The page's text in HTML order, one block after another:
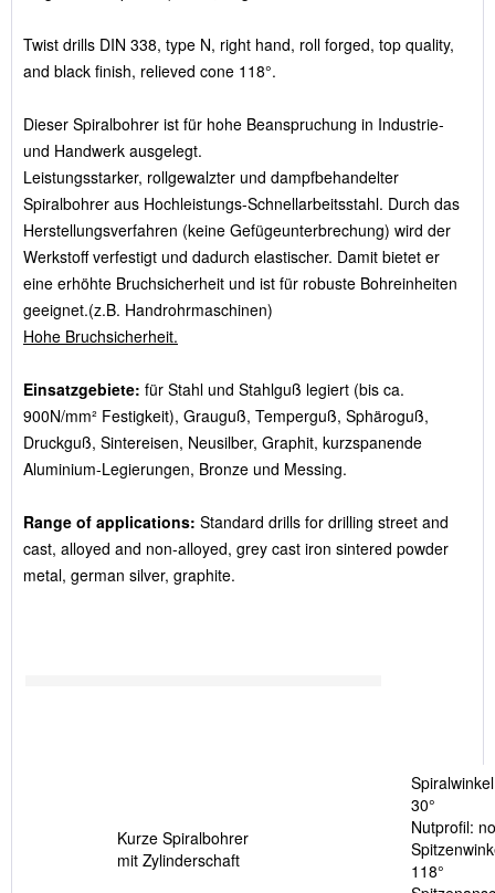
Twist drills DIN 338, type N, right hand, roll forged, top quality,
and black finish, relieved cone 118°.
Dieser Spiralbohrer ist für hohe Beanspruchung in Industrie-
und Handwerk ausgelegt.
Leistungsstarker, rollgewalzter und dampfbehandelter
Spiralbohrer aus Hochleistungs-Schnellarbeitsstahl. Durch das
Herstellungsverfahren (keine Gefügeunterbrechung) wird der
Werkstoff verfestigt und dadurch elastischer. Damit bietet er
eine erhöhte Bruchsicherheit und ist für robuste Bohreinheiten
geeignet.(z.B. Handrohrmaschinen)
Hohe Bruchsicherheit.
Einsatzgebiete: für Stahl und Stahlguß legiert (bis ca.
900N/mm² Festigkeit), Grauguß, Temperguß, Sphäroguß,
Druckguß, Sintereisen, Neusilber, Graphit, kurzspanende
Aluminium-Legierungen, Bronze und Messing.
Range of applications: Standard drills for drilling street and
cast, alloyed and non-alloyed, grey cast iron sintered powder
metal, german silver, graphite.
Kurze Spiralbohrer
mit Zylinderschaft
30°
Nutprofil:
118°